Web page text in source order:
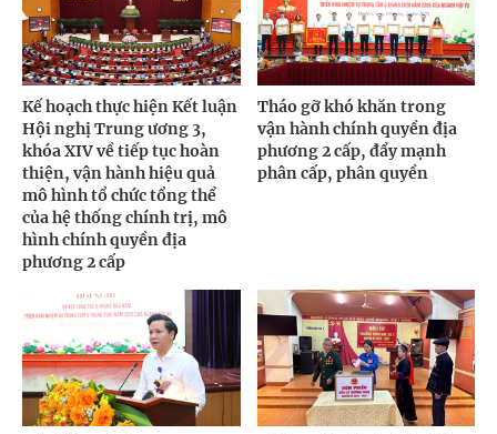
Kế hoạch thực hiện Kết luận
Hội nghị Trung ương 3,
khóa XIV về tiếp tục hoàn
thiện, vận hành hiệu quả
mô hình tổ chức tổng thể
của hệ thống chính trị, mô
hình chính quyền địa
phương 2 cấp
Tháo gỡ khó khăn trong
vận hành chính quyền địa
phương 2 cấp, đẩy mạnh
phân cấp, phân quyền